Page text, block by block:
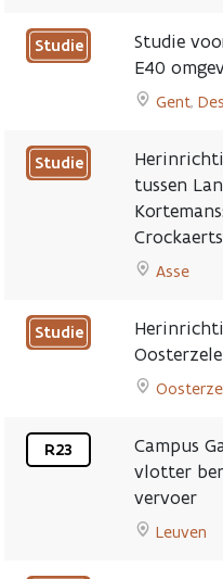
aparte
busbaan
to
ter
van
kruispunt
page
Studie
Studie
E40
Gent,
to
voor
de
van
omgeving
Gent
page
Studie
tussen
Asse
to
Herinrichting
tussen
en
kruispunt
en
Studie
Oosterzele
bepaald
to
Herinrichting
(N42)
Oosterzele
R23
Campus
vlotter
vervoer
Leuven
Voorjaar
2022